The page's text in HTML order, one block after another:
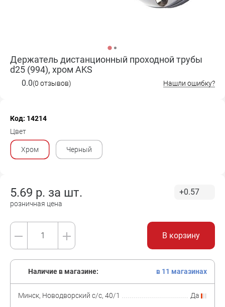
Держатель дистанционный проходной трубы
d25 (994), хром AKS
0.0(0 отзывов) Нашли ошибку?
Код: 14214
Цвет
Хром Черный
5.69 р. за шт.
розничная цена
+0.57
В корзину
Наличие в магазине: в 11 магазинах
Минск, Новодворский с/с, 40/1
Да